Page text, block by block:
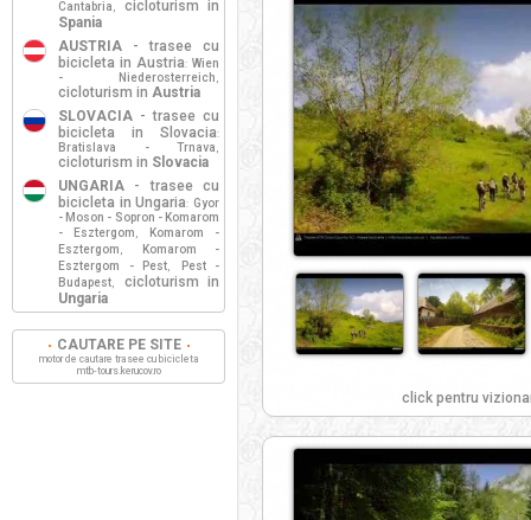
click pentru
Cantabria ,
cicloturism in
Spania
AUSTRIA - trasee cu
bicicleta in Austria: Wien
- Niederosterreich ,
cicloturism in Austria
SLOVACIA - trasee cu
bicicleta in Slovacia:
Bratislava - Trnava ,
cicloturism in Slovacia
UNGARIA - trasee cu
bicicleta in Ungaria: Gyor
- Moson - Sopron - Komarom
- Esztergom ,
Komarom -
Esztergom ,
Komarom -
Esztergom - Pest,
Pest -
Budapest,
cicloturism in
Ungaria
CAUTARE PE SITE
motor de cautare trasee cu bicicleta
mtb-tours.kerucov.ro